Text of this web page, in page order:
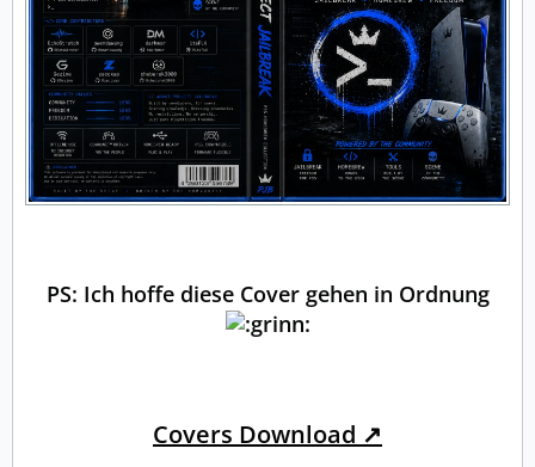
PS: Ich hoffe diese Cover gehen in Ordnung
Covers Download